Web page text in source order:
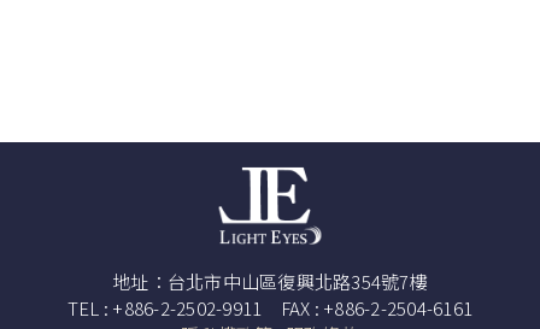
地址：台北市中山區復興北路354號7樓
TEL : +886-2-2502-9911 FAX : +886-2-2504-6161